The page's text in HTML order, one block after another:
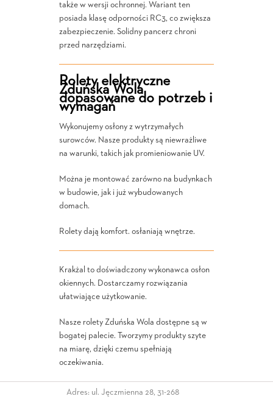
także w wersji ochronnej. Wariant ten
posiada klasę odporności RC3, co zwiększa
zabezpieczenie. Solidny pancerz chroni
przed narzędziami.
Rolety elektryczne
Zduńska Wola
dopasowane do potrzeb i
wymagań
Wykonujemy osłony z wytrzymałych
surowców. Nasze produkty są niewrażliwe
na warunki, takich jak promieniowanie UV.
Można je montować zarówno na budynkach
w budowie, jak i już wybudowanych
domach.
Rolety dają komfort. osłaniają wnętrze.
Krakżal to doświadczony wykonawca osłon
okiennych. Dostarczamy rozwiązania
ułatwiające użytkowanie.
Nasze rolety Zduńska Wola dostępne są w
bogatej palecie. Tworzymy produkty szyte
na miarę, dzięki czemu spełniają
oczekiwania.
Adres: ul. Jęczmienna 28, 31-268